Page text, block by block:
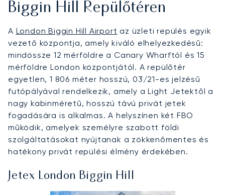
Biggin Hill Repülőtéren
A London Biggin Hill Airport az üzleti repülés egyik
vezető központja, amely kiváló elhelyezkedésű:
mindössze 12 mérföldre a Canary Wharftól és 15
mérföldre London központjától. A repülőtér
egyetlen, 1 806 méter hosszú, 03/21-es jelzésű
futópályával rendelkezik, amely a Light Jetektől a
nagy kabinméretű, hosszú távú privát jetek
fogadására is alkalmas. A helyszínen két FBO
működik, amelyek személyre szabott földi
szolgáltatásokat nyújtanak a zökkenőmentes és
hatékony privát repülési élmény érdekében.
Jetex London Biggin Hill